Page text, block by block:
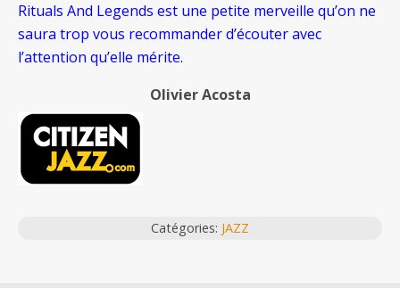
Rituals And Legends est une petite merveille qu’on ne
saura trop vous recommander d’écouter avec
l’attention qu’elle mérite.
Olivier Acosta
Catégories: JAZZ